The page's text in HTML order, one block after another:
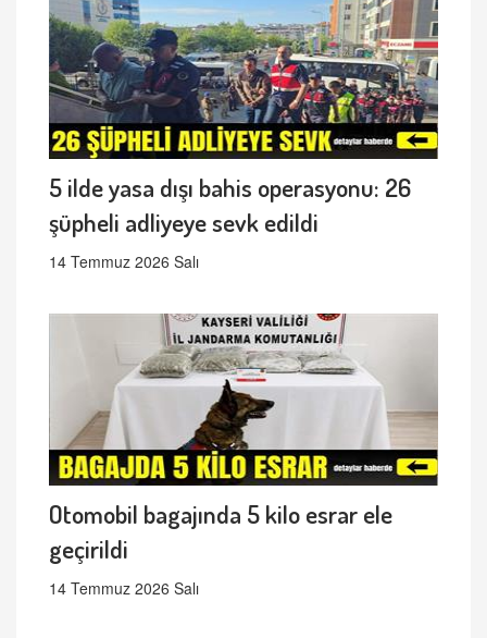
5 ilde yasa dışı bahis operasyonu: 26
şüpheli adliyeye sevk edildi
14 Temmuz 2026 Salı
Otomobil bagajında 5 kilo esrar ele
geçirildi
14 Temmuz 2026 Salı